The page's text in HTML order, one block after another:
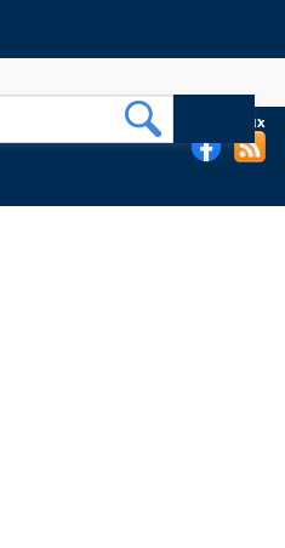
de l'EHESP sur les réseaux sociaux